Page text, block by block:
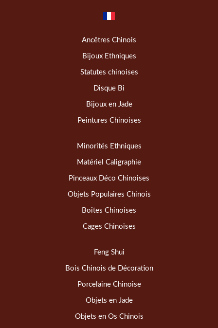
Ancêtres Chinois
Bijoux Ethniques
Statutes chinoises
Disque Bi
Bijoux en Jade
Peintures Chinoises
Minorités Ethniques
Matériel Caligraphie
Pinceaux Déco Chinoises
Objets Populaires Chinois
Boîtes Chinoises
Cages Chinoises
Feng Shui
Bois Chinois de Décoration
Porcelaine Chinoise
Objets en Jade
Objets en Os Chinois